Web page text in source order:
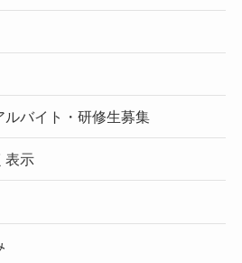
ルバイト・研修生募集
表示